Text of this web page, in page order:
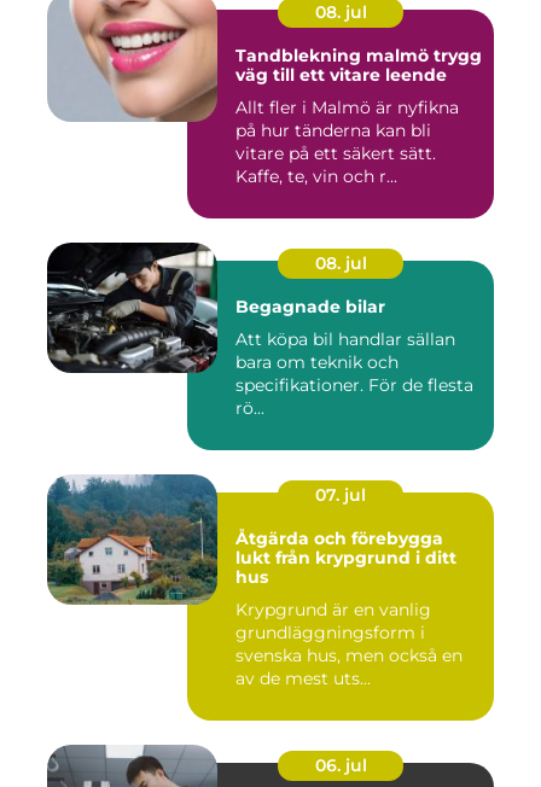
08. jul
Tandblekning malmö trygg
väg till ett vitare leende
Allt fler i Malmö är nyfikna
på hur tänderna kan bli
vitare på ett säkert sätt.
Kaffe, te, vin och r...
08. jul
Begagnade bilar
Att köpa bil handlar sällan
bara om teknik och
specifikationer. För de flesta
rö...
07. jul
Åtgärda och förebygga
lukt från krypgrund i ditt
hus
Krypgrund är en vanlig
grundläggningsform i
svenska hus, men också en
av de mest uts...
06. jul